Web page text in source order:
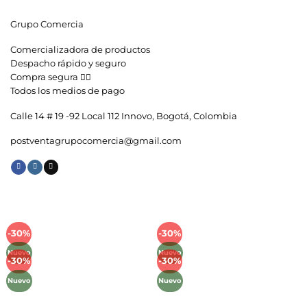
Grupo Comercia
Comercializadora de productos
Despacho rápido y seguro
Compra segura 👇🏼
Todos los medios de pago
Calle 14 # 19 -92 Local 112 Innovo, Bogotá, Colombia
postventagrupocomercia@gmail.com
-30%
Nuevo
-30%
Nuevo
-30%
Nuevo
-30%
Nuevo